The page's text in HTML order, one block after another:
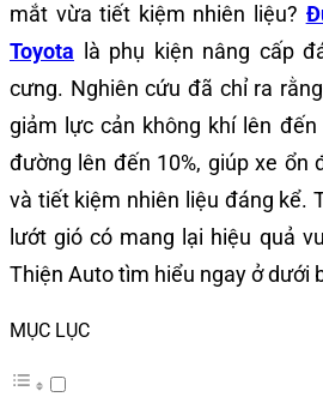
mắt vừa tiết kiệm nhiên liệu?
Toyota là phụ kiện nâng cấp
cưng. Nghiên cứu đã chỉ ra
giảm lực cản không khí lên
đường lên đến 10%, giúp xe ổn
và tiết kiệm nhiên liệu đáng kể.
lướt gió có mang lại hiệu quả
Thiện Auto tìm hiểu ngay ở dưới
MỤC LỤC